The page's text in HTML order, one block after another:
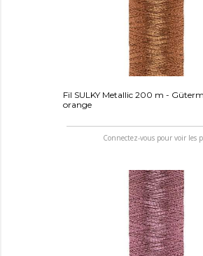
Fil SULKY Metallic 200 m -
orange
Connectez-vous pour voir les